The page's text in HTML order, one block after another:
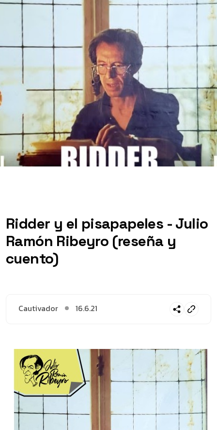
Ridder y el pisapapeles - Julio
Ramón Ribeyro (reseña y
cuento)
Cautivador 16.6.21